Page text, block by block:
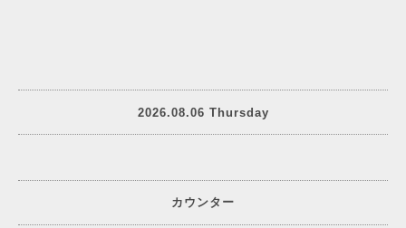
2026.08.06 Thursday
カウンター